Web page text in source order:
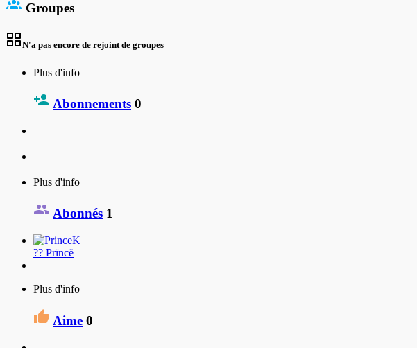
Groupes
N'a pas encore de rejoint de groupes
Plus d'info
Abonnements 0
Plus d'info
Abonnés 1
?? Prïncë
Plus d'info
Aime 0